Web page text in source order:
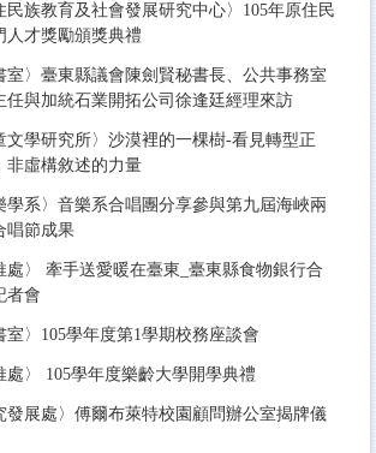
民族教育及社會發展研究中心〉105年原住民
人才獎勵頒獎典禮
室〉臺東縣議會陳劍賢秘書長、公共事務室
任與加統石業開拓公司徐逢廷經理來訪
文學研究所〉沙漠裡的一棵樹-看見轉型正
非虛構敘述的力量
學系〉音樂系合唱團分享參與第九屆海峽兩
唱節成果
處〉 牽手送愛暖在臺東_臺東縣食物銀行合
者會
室〉105學年度第1學期校務座談會
處〉 105學年度樂齡大學開學典禮
發展處〉傅爾布萊特校園顧問辦公室揭牌儀